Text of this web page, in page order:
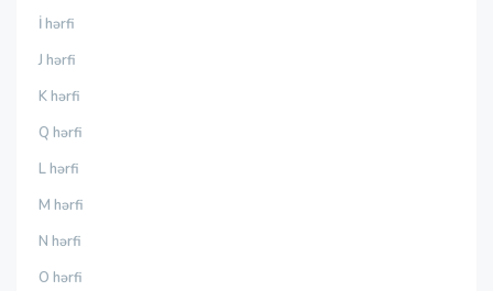
İ hərfi
J hərfi
K hərfi
Q hərfi
L hərfi
M hərfi
N hərfi
O hərfi